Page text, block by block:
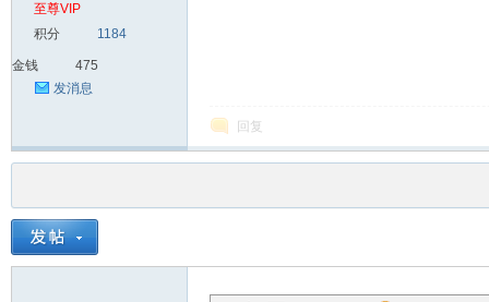
至尊VIP
积分
1184
金钱
475
发消息
回复